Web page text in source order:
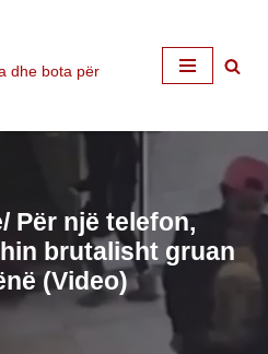
dhe bota për
Për një telefon,
brutalisht gruan
(Video)